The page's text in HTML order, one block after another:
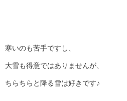
寒いのも苦手ですし、
大雪も得意ではありませんが、
ちらちらと降る雪は好きです♪